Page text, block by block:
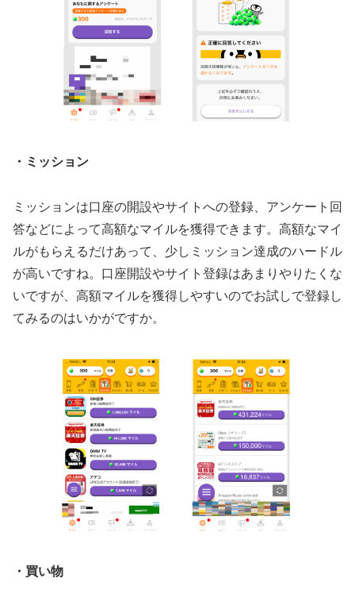
・ミッション
ミッションは口座の開設やサイトへの登録、アンケート回
答などによって高額なマイルを獲得できます。高額なマイ
ルがもらえるだけあって、少しミッション達成のハードル
が高いですね。口座開設やサイト登録はあまりやりたくな
いですが、高額マイルを獲得しやすいのでお試しで登録し
てみるのはいかがですか。
・買い物